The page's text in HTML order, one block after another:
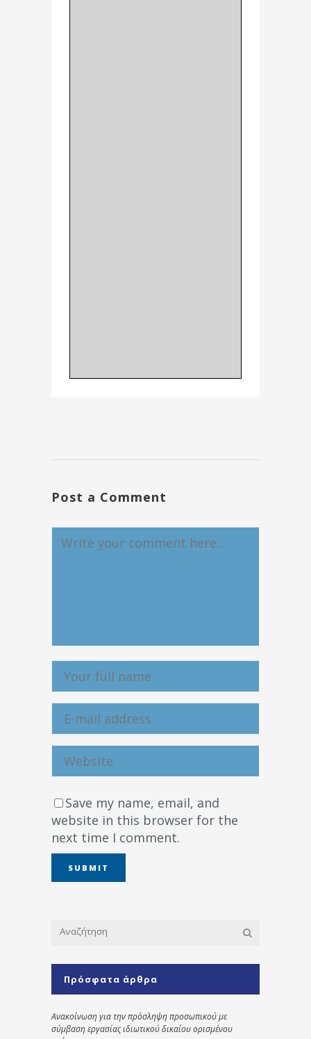
Post a Comment
Save my name, email, and
website in this browser for the
next time I comment.
Πρόσφατα άρθρα
Ανακοίνωση για την πρόσληψη προσωπικού με
σύμβαση εργασίας ιδιωτικού δικαίου ορισμένου